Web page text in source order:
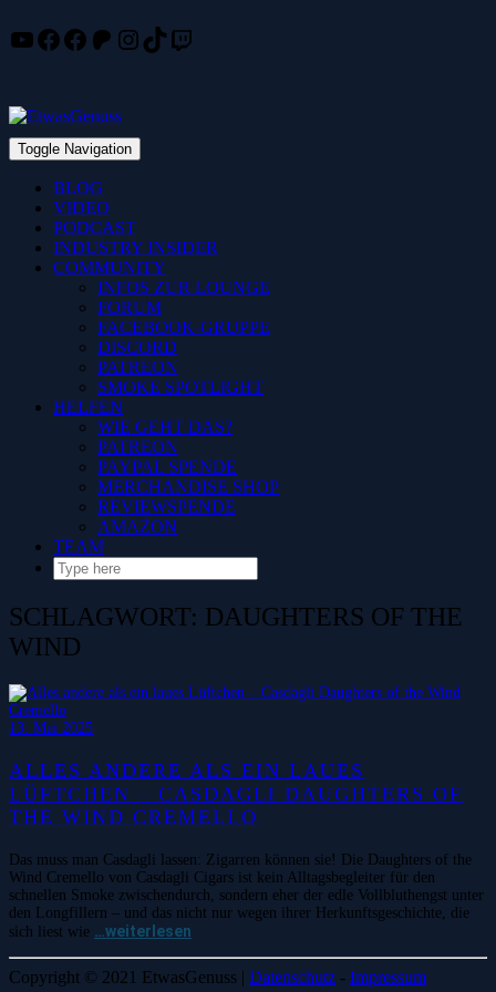
Skip
YouTube
Facebook
Facebook
Patreon
Instagram
TikTok
Twitch
Toggle Navigation
BLOG
VIDEO
PODCAST
INDUSTRY INSIDER
COMMUNITY
INFOS ZUR LOUNGE
FORUM
FACEBOOK-GRUPPE
DISCORD
PATREON
SMOKE SPOTLIGHT
HELFEN
WIE GEHT DAS?
PATREON
PAYPAL SPENDE
MERCHANDISE SHOP
REVIEWSPENDE
AMAZON
TEAM
SCHLAGWORT: DAUGHTERS OF THE
WIND
13. Mai 2025
ALLES ANDERE ALS EIN LAUES
LÜFTCHEN – CASDAGLI DAUGHTERS OF
THE WIND CREMELLO
Das muss man Casdagli lassen: Zigarren können sie! Die Daughters of the
Wind Cremello von Casdagli Cigars ist kein Alltagsbegleiter für den
schnellen Smoke zwischendurch, sondern eher der edle Vollbluthengst unter
den Longfillern – und das nicht nur wegen ihrer Herkunftsgeschichte, die
sich liest wie …weiterlesen
Copyright © 2021 EtwasGenuss | Datenschutz - Impressum